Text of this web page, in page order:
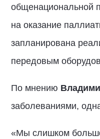
общенациональной
на оказание
запланирована
передовым
По мнению
заболеваниями,
«Мы слишком